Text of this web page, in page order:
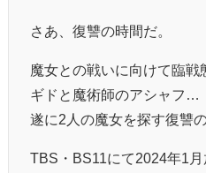
さあ、復讐の時間だ。
魔女との戦いに向けて臨戦
ギドと魔術師のアシャフ…
遂に2人の魔女を探す復讐
TBS・BS11にて2024年1月